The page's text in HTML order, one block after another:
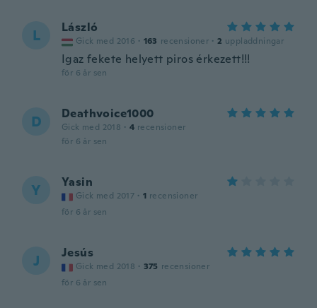
L László
Gick med 2016 · 163 recensioner · 2 uppladdningar
Igaz fekete helyett piros érkezett!!!
för 6 år sen
D Deathvoice1000
Gick med 2018 · 4 recensioner
för 6 år sen
Y Yasin
Gick med 2017 · 1 recensioner
för 6 år sen
J Jesús
Gick med 2018 · 375 recensioner
för 6 år sen